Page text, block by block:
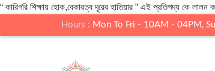
“ কারিগরি শিক্ষায় হোক,বেকারত্ব দূরের হাতিয়ার ” এই প্রতিপদ্য কে
Hours : Mon To Fri - 10AM - 04PM,